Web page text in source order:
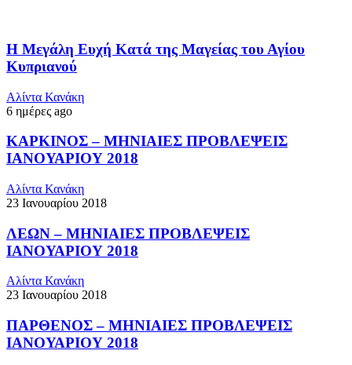
Η Μεγάλη Ευχή Κατά της Μαγείας του Αγίου
Κυπριανού
Αλίντα Κανάκη
6 ημέρες ago
ΚΑΡΚΙΝΟΣ – ΜΗΝΙΑΙΕΣ ΠΡΟΒΛΕΨΕΙΣ
ΙΑΝΟΥΑΡΙΟΥ 2018
Αλίντα Κανάκη
23 Ιανουαρίου 2018
ΛΕΩΝ – ΜΗΝΙΑΙΕΣ ΠΡΟΒΛΕΨΕΙΣ
ΙΑΝΟΥΑΡΙΟΥ 2018
Αλίντα Κανάκη
23 Ιανουαρίου 2018
ΠΑΡΘΕΝΟΣ – ΜΗΝΙΑΙΕΣ ΠΡΟΒΛΕΨΕΙΣ
ΙΑΝΟΥΑΡΙΟΥ 2018